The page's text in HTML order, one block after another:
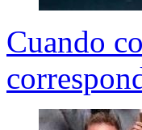
Cuando